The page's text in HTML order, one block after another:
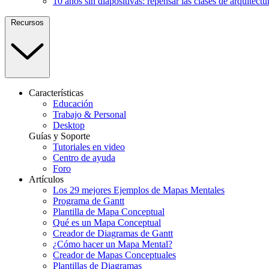
Recursos
Características
Educación
Trabajo & Personal
Desktop
Guías y Soporte
Tutoriales en video
Centro de ayuda
Foro
Artículos
Los 29 mejores Ejemplos de Mapas Mentales
Programa de Gantt
Plantilla de Mapa Conceptual
Qué es un Mapa Conceptual
Creador de Diagramas de Gantt
¿Cómo hacer un Mapa Mental?
Creador de Mapas Conceptuales
Plantillas de Diagramas